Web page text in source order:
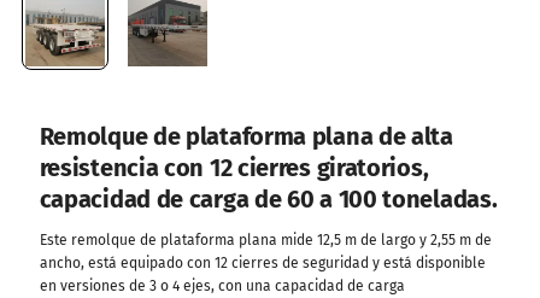
Remolque de plataforma plana de alta
resistencia con 12 cierres giratorios,
capacidad de carga de 60 a 100 toneladas.
Este remolque de plataforma plana mide 12,5 m de largo y 2,55 m de
ancho, está equipado con 12 cierres de seguridad y está disponible
en versiones de 3 o 4 ejes, con una capacidad de carga